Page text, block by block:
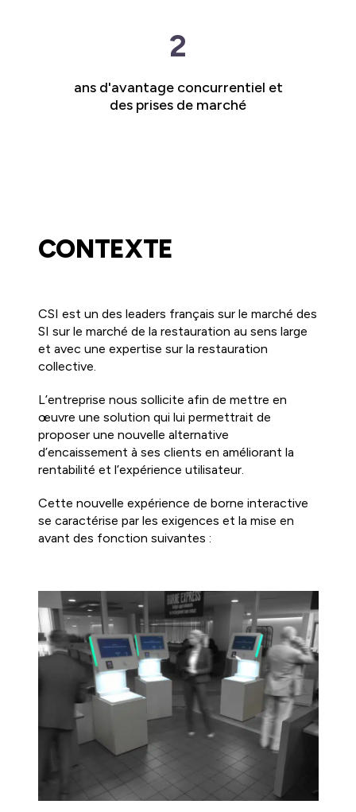
2
ans d'avantage concurrentiel et
des prises de marché
CONTEXTE
CSI est un des leaders français sur le marché des
SI sur le marché de la restauration au sens large
et avec une expertise sur la restauration
collective.
L’entreprise nous sollicite afin de mettre en
œuvre une solution qui lui permettrait de
proposer une nouvelle alternative
d’encaissement à ses clients en améliorant la
rentabilité et l’expérience utilisateur.
Cette nouvelle expérience de borne interactive
se caractérise par les exigences et la mise en
avant des fonction suivantes :